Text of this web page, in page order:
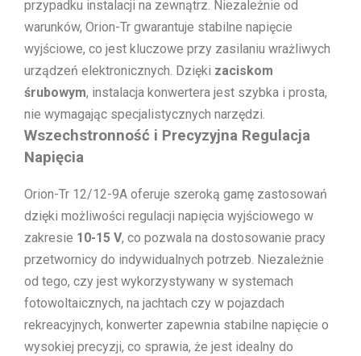
przypadku instalacji na zewnątrz. Niezależnie od
warunków, Orion-Tr gwarantuje stabilne napięcie
wyjściowe, co jest kluczowe przy zasilaniu wrażliwych
urządzeń elektronicznych. Dzięki zaciskom
śrubowym, instalacja konwertera jest szybka i prosta,
nie wymagając specjalistycznych narzędzi.
Wszechstronność i Precyzyjna Regulacja
Napięcia
Orion-Tr 12/12-9A oferuje szeroką gamę zastosowań
dzięki możliwości regulacji napięcia wyjściowego w
zakresie 10-15 V, co pozwala na dostosowanie pracy
przetwornicy do indywidualnych potrzeb. Niezależnie
od tego, czy jest wykorzystywany w systemach
fotowoltaicznych, na jachtach czy w pojazdach
rekreacyjnych, konwerter zapewnia stabilne napięcie o
wysokiej precyzji, co sprawia, że jest idealny do